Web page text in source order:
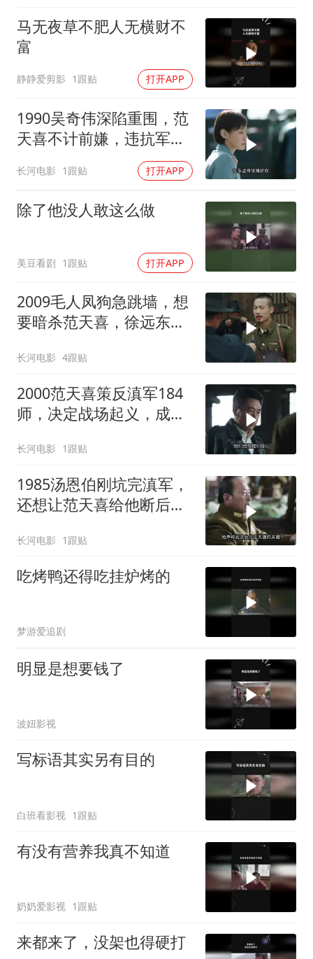
马无夜草不肥人无横财不
富
静静爱剪影 1跟贴 打开APP
1990吴奇伟深陷重围，范
天喜不计前嫌，违抗军令
长河电影 1跟贴 打开APP
除了他没人敢这么做
美豆看剧 1跟贴 打开APP
2009毛人凤狗急跳墙，想
要暗杀范天喜，徐远东硬
长河电影 4跟贴
2000范天喜策反滇军184
师，决定战场起义，成为
长河电影 1跟贴
1985汤恩伯刚坑完滇军，
还想让范天喜给他断后，
人
长河电影 1跟贴
吃烤鸭还得吃挂炉烤的
梦游爱追剧
明显是想要钱了
波妞影视
写标语其实另有目的
白班看影视 1跟贴
有没有营养我真不知道
奶奶爱影视 1跟贴
来都来了，没架也得硬打